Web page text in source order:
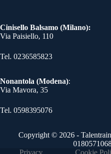
Cinisello Balsamo (Milano):
Via Paisiello, 110
Tel. 0236585823​
Nonantola (Modena):
Via Mavora, 35
Tel. 0598395076​
Copyright © 2026 -
Privacy
Cookie